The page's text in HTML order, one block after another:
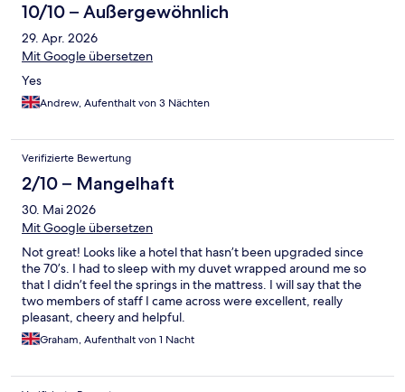
10/10 – Außergewöhnlich
29. Apr. 2026
Mit Google übersetzen
Yes
Andrew, Aufenthalt von 3 Nächten
Verifizierte Bewertung
2/10 – Mangelhaft
30. Mai 2026
Mit Google übersetzen
Not great! Looks like a hotel that hasn’t been upgraded since
the 70’s. I had to sleep with my duvet wrapped around me so
that I didn’t feel the springs in the mattress. I will say that the
two members of staff I came across were excellent, really
pleasant, cheery and helpful.
Graham, Aufenthalt von 1 Nacht